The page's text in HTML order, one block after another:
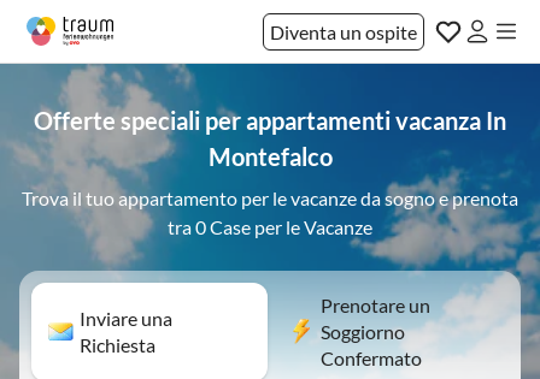
Diventa un ospite
Offerte speciali per appartamenti vacanza In
Montefalco
Trova il tuo appartamento per le vacanze da sogno e prenota
tra 0 Case per le Vacanze
Inviare una
Richiesta
Prenotare un
Soggiorno
Confermato